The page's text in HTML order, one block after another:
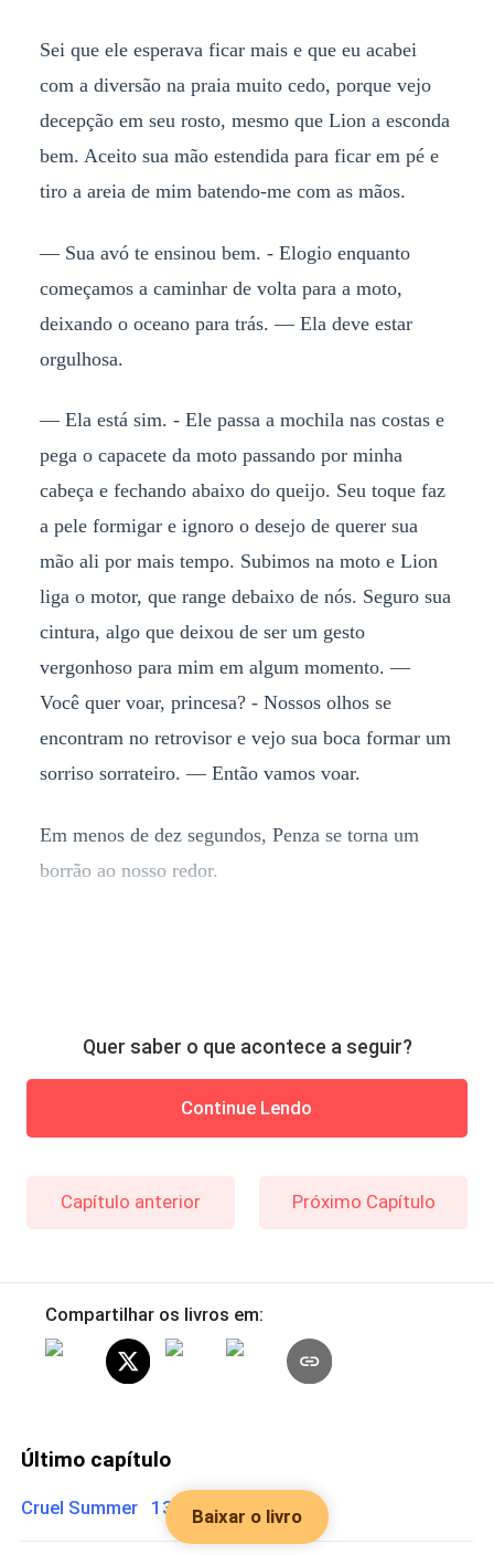
Sei que ele esperava ficar mais e que eu acabei
com a diversão na praia muito cedo, porque vejo
decepção em seu rosto, mesmo que Lion a esconda
bem. Aceito sua mão estendida para ficar em pé e
tiro a areia de mim batendo-me com as mãos.
— Sua avó te ensinou bem. - Elogio enquanto
começamos a caminhar de volta para a moto,
deixando o oceano para trás. — Ela deve estar
orgulhosa.
— Ela está sim. - Ele passa a mochila nas costas e
pega o capacete da moto passando por minha
cabeça e fechando abaixo do queijo. Seu toque faz
a pele formigar e ignoro o desejo de querer sua
mão ali por mais tempo. Subimos na moto e Lion
liga o motor, que range debaixo de nós. Seguro sua
cintura, algo que deixou de ser um gesto
vergonhoso para mim em algum momento. —
Você quer voar, princesa? - Nossos olhos se
encontram no retrovisor e vejo sua boca formar um
sorriso sorrateiro. — Então vamos voar.
Em menos de dez segundos, Penza se torna um
borrão ao nosso redor.
Quer saber o que acontece a seguir?
Continue Lendo
Capítulo anterior Próximo Capítulo
Compartilhar os livros em:
Último capítulo
Cruel Summer 13 Baixar o livro